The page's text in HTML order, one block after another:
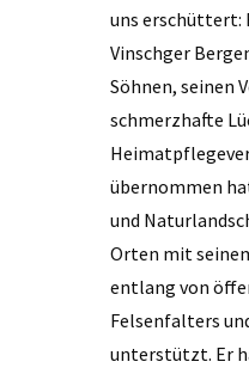
uns erschüttert:
Vinschger
Söhnen, seinen
schmerzhafte
übernommen
und
Orten mit
entlang von
Felsenfalters
unterstützt. Er